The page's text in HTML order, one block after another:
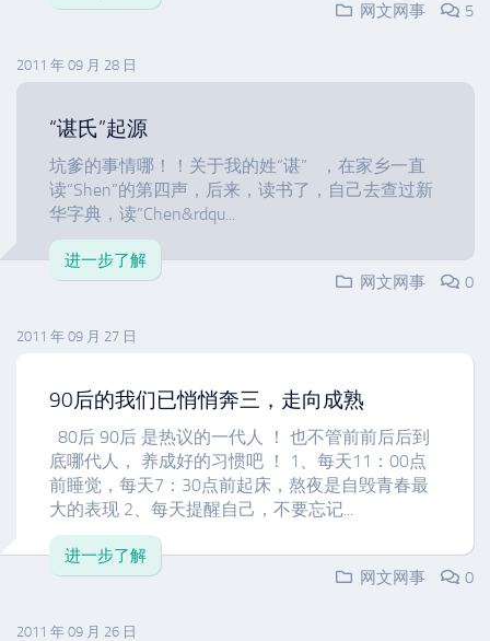
网文网事
5
2011 年 09 月 28 日
“谌氏”起源
坑爹的事情哪！！关于我的姓“谌” ，在家乡一直
读“Shen”的第四声，后来，读书了，自己去查过新
华字典，读“Chen&rdqu...
进一步了解
网文网事
0
2011 年 09 月 27 日
90后的我们已悄悄奔三，走向成熟
80后 90后 是热议的一代人 ！ 也不管前前后后到
底哪代人， 养成好的习惯吧 ！ 1、每天11：00点
前睡觉，每天7：30点前起床，熬夜是自毁青春最
大的表现 2、每天提醒自己，不要忘记...
进一步了解
网文网事
0
2011 年 09 月 26 日